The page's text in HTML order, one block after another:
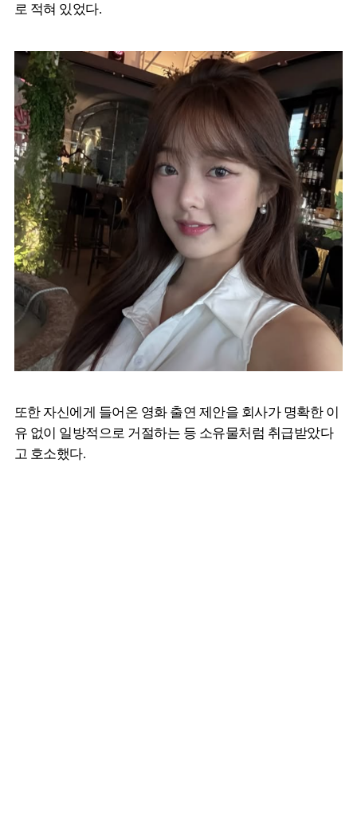
로 적혀 있었다.
또한 자신에게 들어온 영화 출연 제안을 회사가 명확한 이
유 없이 일방적으로 거절하는 등 소유물처럼 취급받았다
고 호소했다.